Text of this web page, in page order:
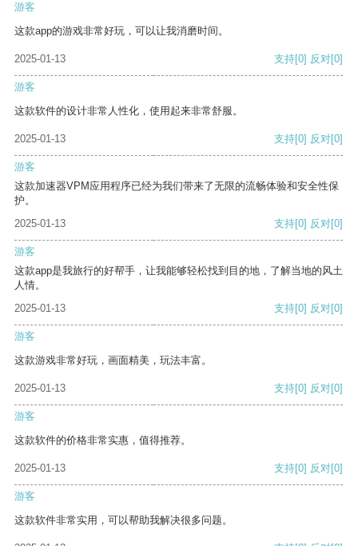
游客
这款app的游戏非常好玩，可以让我消磨时间。
2025-01-13 支持[0] 反对[0]
游客
这款软件的设计非常人性化，使用起来非常舒服。
2025-01-13 支持[0] 反对[0]
游客
这款加速器VPM应用程序已经为我们带来了无限的流畅体验和安全性保
护。
2025-01-13
支持[0] 反对[0]
游客
这款app是我旅行的好帮手，让我能够轻松找到目的地，了解当地的风土
人情。
2025-01-13
支持[0] 反对[0]
游客
这款游戏非常好玩，画面精美，玩法丰富。
2025-01-13 支持[0] 反对[0]
游客
这款软件的价格非常实惠，值得推荐。
2025-01-13 支持[0] 反对[0]
游客
这款软件非常实用，可以帮助我解决很多问题。